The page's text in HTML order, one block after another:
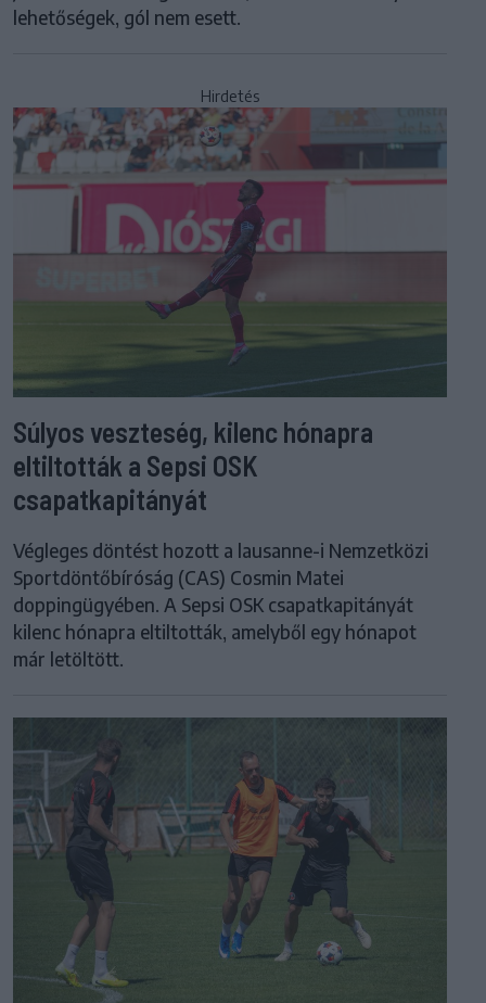
lehetőségek, gól nem esett.
Hirdetés
Súlyos veszteség, kilenc hónapra
eltiltották a Sepsi OSK
csapatkapitányát
Végleges döntést hozott a lausanne-i Nemzetközi
Sportdöntőbíróság (CAS) Cosmin Matei
doppingügyében. A Sepsi OSK csapatkapitányát
kilenc hónapra eltiltották, amelyből egy hónapot
már letöltött.